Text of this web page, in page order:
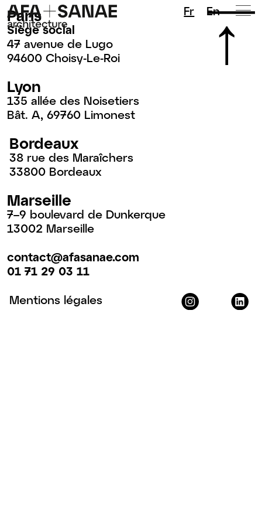
Fr En
Paris
Siège social
47 avenue de Lugo
94600 Choisy-Le-Roi
Lyon
135 allée des Noisetiers
Bât. A, 69760 Limonest
Bordeaux
38 rue des Maraîchers
33800 Bordeaux
Marseille
7–9 boulevard de Dunkerque
13002 Marseille
contact@afasanae.com
01 71 29 03 11
Mentions légales